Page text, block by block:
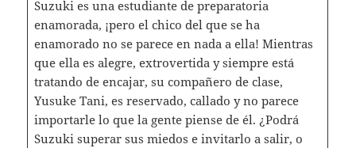
Suzuki es una estudiante de preparatoria
enamorada, ¡pero el chico del que se ha
enamorado no se parece en nada a ella! Mientras
que ella es alegre, extrovertida y siempre está
tratando de encajar, su compañero de clase,
Yusuke Tani, es reservado, callado y no parece
importarle lo que la gente piense de él. ¿Podrá
Suzuki superar sus miedos e invitarlo a salir, o